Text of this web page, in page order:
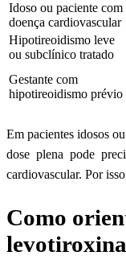
Idoso ou paciente com
doença cardiovascular
Hipotireoidismo leve
ou subclínico tratado
Gestante com
hipotireoidismo prévio
Em pacientes idosos
dose plena pode
cardiovascular. Por
Como